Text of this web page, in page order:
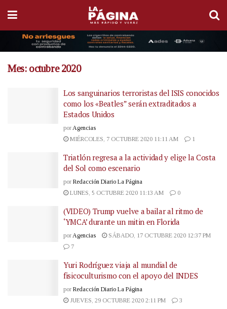
Mes: octubre 2020
Los sanguinarios terroristas del ISIS conocidos
como los «Beatles” serán extraditados a
Estados Unidos
por Agencias
MIÉRCOLES, 7 OCTUBRE 2020 11:11 AM
1
Triatlón regresa a la actividad y elige la Costa
del Sol como escenario
por Redacción Diario La Página
LUNES, 5 OCTUBRE 2020 11:13 AM
0
(VIDEO) Trump vuelve a bailar al ritmo de
‘YMCA’ durante un mitin en Florida
por Agencias
SÁBADO, 17 OCTUBRE 2020 12:37 PM
7
Yuri Rodríguez viaja al mundial de
fisicoculturismo con el apoyo del INDES
por Redacción Diario La Página
JUEVES, 29 OCTUBRE 2020 2:11 PM
3